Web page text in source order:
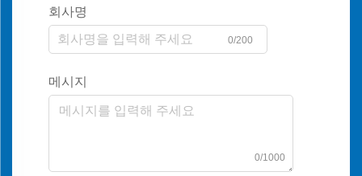
회사명
0/200
메시지
0/1000